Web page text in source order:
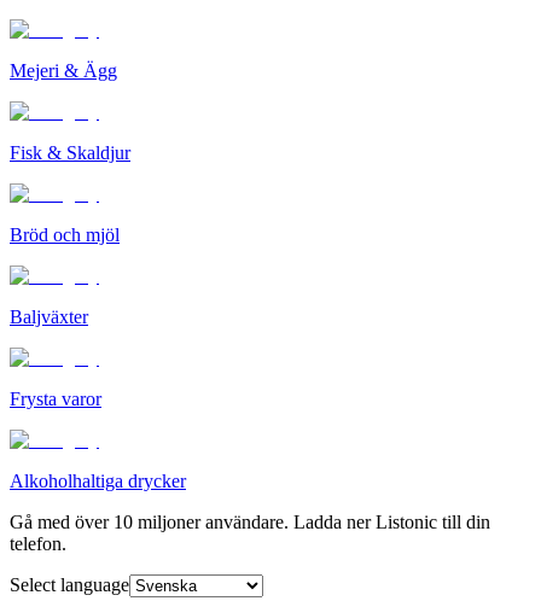
Mejeri & Ägg
Fisk & Skaldjur
Bröd och mjöl
Baljväxter
Frysta varor
Alkoholhaltiga drycker
Gå med över 10 miljoner användare. Ladda ner Listonic till din
telefon.
Select language